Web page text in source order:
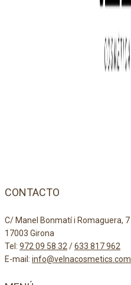
CONTACTO
C/ Manel Bonmatí i Romaguera, 7
17003 Girona
Tel: 972 09 58 32/633 817 962
E-mail: info@velnacosmetics.com